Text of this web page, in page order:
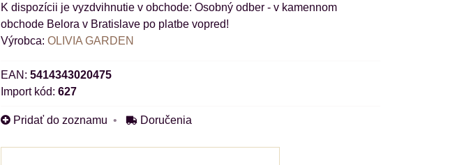
Osobný odber - v kamennom
obchode Belora v Bratislave po platbe vopred!
Výrobca: OLIVIA GARDEN
EAN: 5414343020475
Import kód: 627
Pridať do zoznamu Doručenia